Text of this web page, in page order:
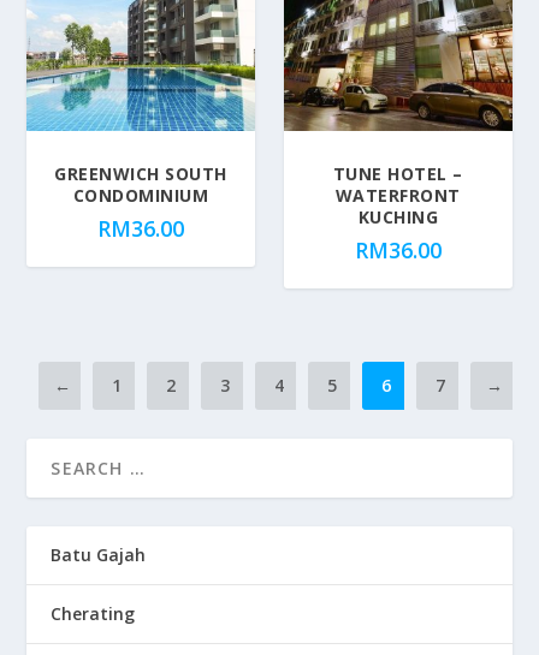
GREENWICH SOUTH
CONDOMINIUM
RM36.00
TUNE HOTEL –
WATERFRONT
KUCHING
RM36.00
← 1 2 3 4 5 6 7 →
Batu Gajah
Cherating